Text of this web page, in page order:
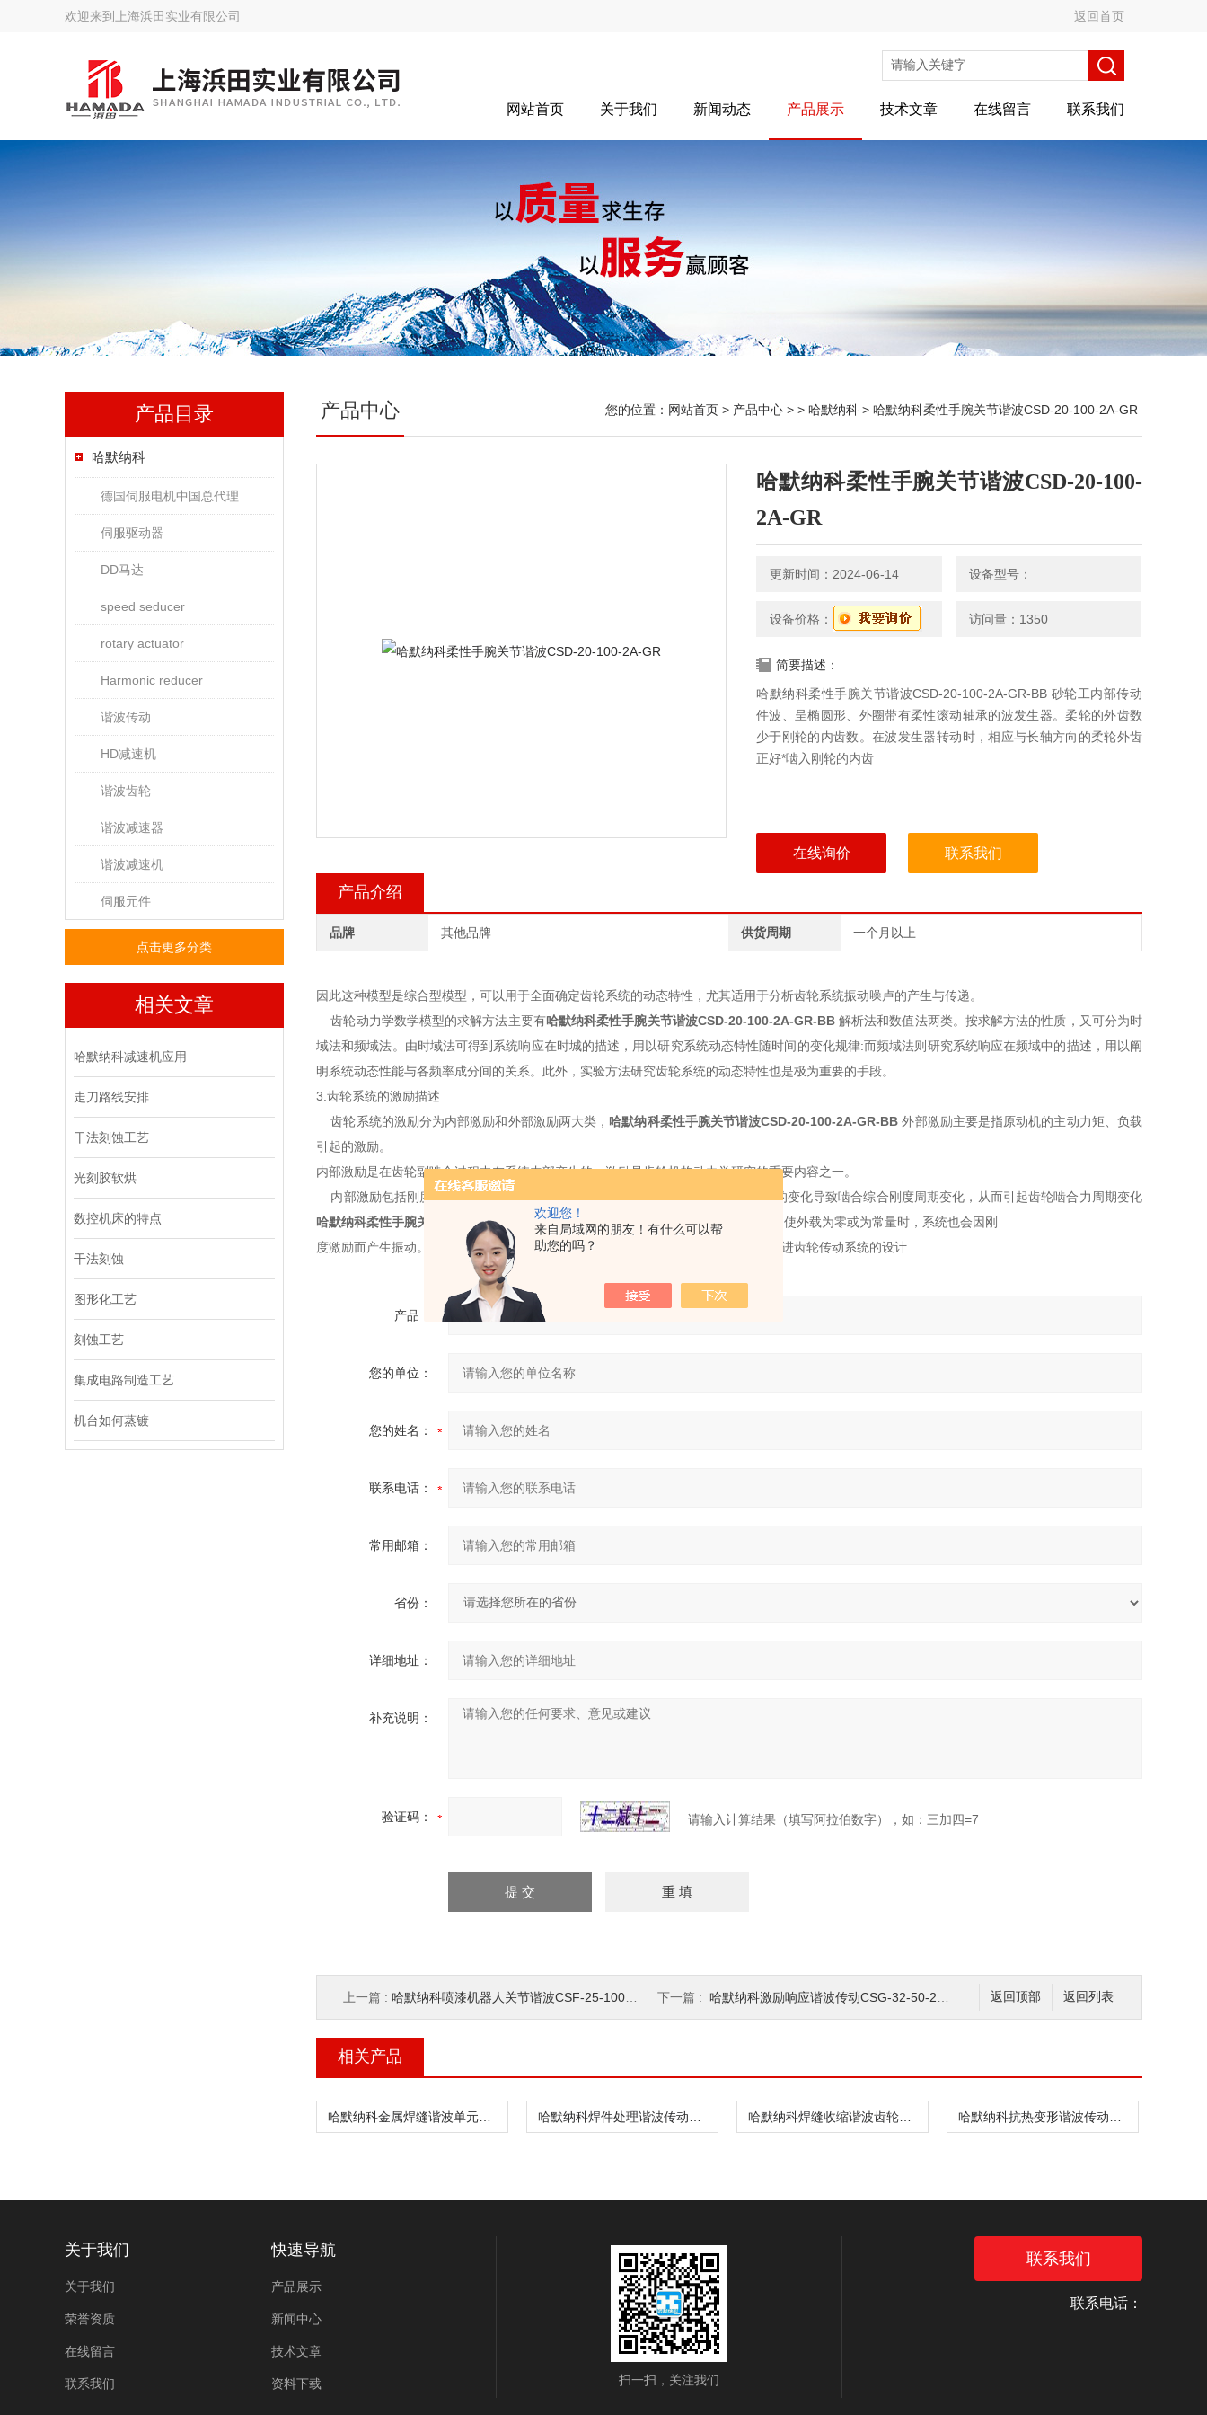
欢迎您！
来自局域网的朋友！有什么可以帮
助您的吗？
欢迎来到 上海浜田实业有限公司 返回首页
网站首页 关于我们 新闻动态 产品展示 技术文章 在线留言 联系我们
产品目录
哈默纳科
德国伺服电机中国总代理
伺服驱动器
DD马达
speed seducer
rotary actuator
Harmonic reducer
谐波传动
HD减速机
谐波齿轮
谐波减速器
谐波减速机
伺服元件
点击更多分类
相关文章
哈默纳科减速机应用
走刀路线安排
干法刻蚀工艺
光刻胶软烘
数控机床的特点
干法刻蚀
图形化工艺
刻蚀工艺
集成电路制造工艺
机台如何蒸镀
产品中心 您的位置： 网站首页 > 产品中心 > > 哈默纳科 > 哈默纳科柔性手腕关节谐波CSD-20-100-2A-GR
哈默纳科柔性手腕关节谐波CSD-20-100-
2A-GR
更新时间：2024-06-14 设备型号：
设备价格： 访问量：1350
简要描述：
哈默纳科柔性手腕关节谐波CSD-20-100-2A-GR-BB 砂轮工内部传动
件波、呈椭圆形、外圈带有柔性滚动轴承的波发生器。柔轮的外齿数
少于刚轮的内齿数。在波发生器转动时，相应与长轴方向的柔轮外齿
正好*啮入刚轮的内齿
在线询价 联系我们
产品介绍
品牌 其他品牌 供货周期 一个月以上
因此这种模型是综合型模型，可以用于全面确定齿轮系统的动态特性，尤其适用于分析齿轮系统振动噪卢的产生与传递。
齿轮动力学数学模型的求解方法主要有哈默纳科柔性手腕关节谐波CSD-20-100-2A-GR-BB 解析法和数值法两类。按求解方法的性质，又可分为时
域法和频域法。由时域法可得到系统响应在时城的描述，用以研究系统动态特性随时间的变化规律:而频域法则研究系统响应在频域中的描述，用以阐
明系统动态性能与各频率成分间的关系。此外，实验方法研究齿轮系统的动态特性也是极为重要的手段。
3.齿轮系统的激励描述
齿轮系统的激励分为内部激励和外部激励两大类，哈默纳科柔性手腕关节谐波CSD-20-100-2A-GR-BB外部激励主要是指原动机的主动力矩、负载
引起的激励。
内部激励是在齿轮副啮合过程中在系统内部产生的，激励是齿轮机构动力学研究的重要内容之一。
内部激励包括刚度激励、误差激励和啮合冲击激励。刚度是因同时啮合轮齿对数的变化导致啮合综合刚度周期变化，从而引起齿轮啮合力周期变化
哈默纳科柔性手腕关节谐波
CSD-20-100-2A-GR-BB 。刚度激励是一种参数激励。即使外载为零或为常量时，系统也会因刚
度激励而产生振动。刚度激励主要与齿轮的设计参数有关，研究刚度激励，有助于改进齿轮传动系统的设计
产品：
您的单位：
您的姓名：
联系电话：
常用邮箱：
省份：
详细地址：
补充说明：
验证码： 请输入计算结果（填写阿拉伯数字），如：三加四=7
返回列表
返回顶部
上一篇 : 哈默纳科喷漆机器人关节谐波CSF-25-100-2UH 下一篇 : 哈默纳科激励响应谐波传动CSG-32-50-2UH
相关产品
关于我们
关于我们
荣誉资质
在线留言
联系我们
快速导航
产品展示
新闻中心
技术文章
资料下载 扫一扫，关注我们
联系我们
联系电话：